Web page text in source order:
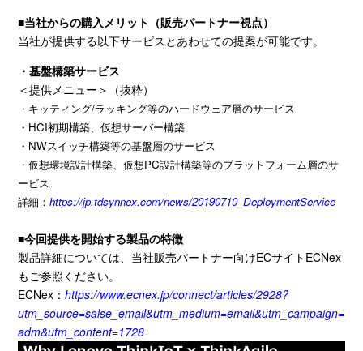
■当社からの購入メリット（販売パートナー視点）
当社が提供する以下サービスとあわせての提案が可能です。
・基盤構築サービス
＜提供メニュー＞（抜粋）
・キッティング/ラッキング等のハードウェア層のサービス
・HCI初期構築、仮想サーバー構築
・NWスイッチ構築等の基盤層のサービス
・仮想環境設計構築、仮想PC設計構築等のプラットフォーム層のサ
ービス
詳細：https://jp.tdsynnex.com/news/20190710_DeploymentService
■今回提供を開始する製品の特徴
製品詳細については、当社販売パートナー向けECサイト ECNex
もご参照ください。
ECNex：https://www.ecnex.jp/connect/articles/2928?
utm_source=salse_email&utm_medium=email&utm_campaign=
adm&utm_content=1728